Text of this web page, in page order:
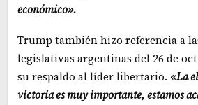
económico».
Trump también hizo referencia a
legislativas argentinas del 26 de
su respaldo al líder libertario. «La
victoria es muy importante, estamos